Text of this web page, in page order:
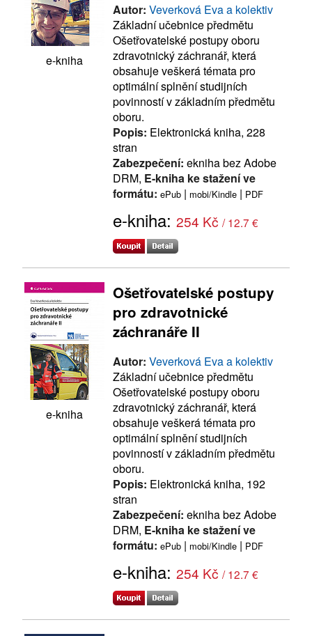
e-kniha
Autor: Veverková Eva a kolektiv
Základní učebnice předmětu
Ošetřovatelské postupy oboru
zdravotnický záchranář, která
obsahuje veškerá témata pro
optimální splnění studijních
povinností v základním předmětu
oboru.
Popis: Elektronická kniha, 228
stran
Zabezpečení: ekniha bez Adobe
DRM, E-kniha ke stažení ve
formátu: ePub | mobi/Kindle | PDF
e-kniha: 254 Kč / 12.7 €
e-kniha
Ošetřovatelské postupy
pro zdravotnické
záchranáře II
Autor: Veverková Eva a kolektiv
Základní učebnice předmětu
Ošetřovatelské postupy oboru
zdravotnický záchranář, která
obsahuje veškerá témata pro
optimální splnění studijních
povinností v základním předmětu
oboru.
Popis: Elektronická kniha, 192
stran
Zabezpečení: ekniha bez Adobe
DRM, E-kniha ke stažení ve
formátu: ePub | mobi/Kindle | PDF
e-kniha: 254 Kč / 12.7 €